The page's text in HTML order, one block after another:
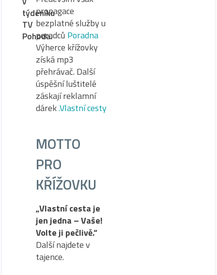
týdeníku
TV
Pohoda.
propagace
bezplatné služby u
poradců Poradna
Výherce křížovky
získá mp3
přehrávač. Další
úspěšní luštitelé
záskají reklamní
dárek.Vlastní cesty
MOTTO
PRO
KŘÍŽOVKU
„Vlastní cesta je
jen jedna – Vaše!
Volte ji pečlivě.“
Další najdete v
tajence.